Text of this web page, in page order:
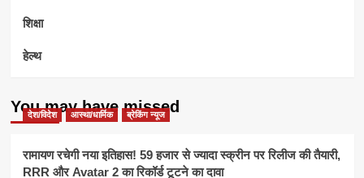
शिक्षा
हेल्थ
You may have missed
देश/विदेश आस्था/धार्मिक ब्रेकिंग न्यूज
रामायण रचेगी नया इतिहास! 59 हजार से ज्यादा स्क्रीन पर रिलीज की तैयारी,
RRR और Avatar 2 का रिकॉर्ड टूटने का दावा